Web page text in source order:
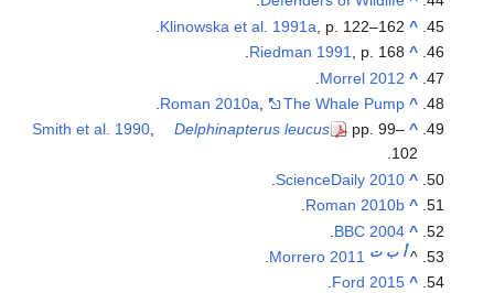
^
Klinowska et al. 1991a , p. 122–162.
^
Riedman 1991, p. 168.
^
Morrel 2012
^
Roman 2010a The Whale Pump
^
Smith et al. 1990, Delphinapterus leucus
pp. 99–
102.
^
ScienceDaily 2010
.
^
Roman 2010b
^
BBC 2004
^أ ب ت Morrero 2011
^
Ford 2015
.